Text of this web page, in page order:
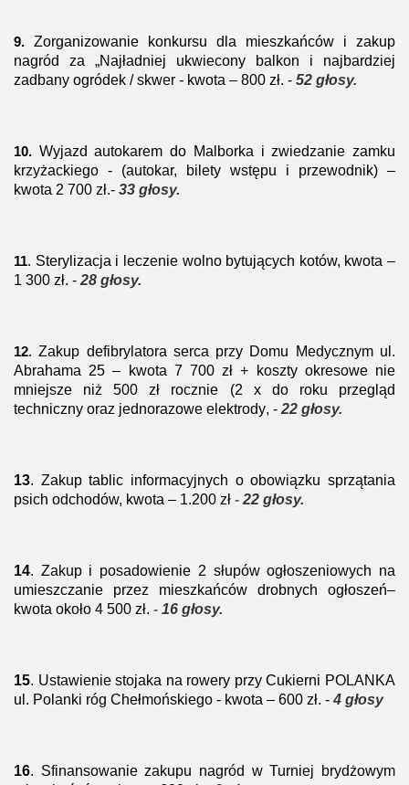
9. Zorganizowanie konkursu dla mieszkańców i zakup
nagród za „Najładniej ukwiecony
balkon i najbardziej
zadbany ogródek / skwer - kwota – 800 zł. - 52 głosy.
10. Wyjazd autokarem do Malborka i zwiedzanie zamku
krzyżackiego - (autokar, bilety wstępu i przewodnik) –
kwota 2 700 zł.- 33 głosy.
11. Sterylizacja i leczenie wolno bytujących kotów, kwota –
1 300 zł. - 28 głosy.
12.Zakup defibrylatora serca przy Domu Medycznym ul.
Abrahama 25 – kwota 7 700 zł +
koszty okresowe nie
mniejsze niż 500 zł rocznie (2 x do roku przegląd
techniczny oraz jednorazowe elektrody, - 22 głosy.
13. Zakup tablic informacyjnych o obowiązku sprzątania
psich odchodów, kwota – 1.200 zł - 22 głosy.
14. Zakup i posadowienie 2 słupów ogłoszeniowych na
umieszczanie
przez mieszkańców drobnych ogłoszeń–
kwota około 4 500 zł. - 16 głosy.
15. Ustawienie stojaka na rowery przy Cukierni POLANKA
ul. Polanki róg Chełmońskiego - kwota – 600 zł. -4 głosy
16. Sfinansowanie zakupu nagród w Turniej brydżowym